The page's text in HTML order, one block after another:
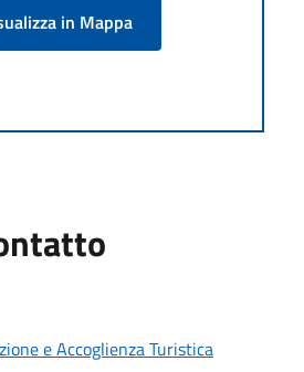
in Mappa
e Accoglienza Turistica